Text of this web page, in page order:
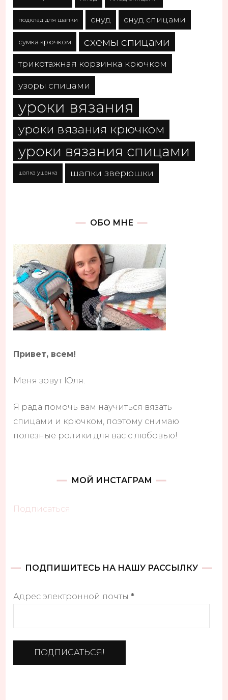
подклад для шапки снуд снуд спицами
сумка крючком схемы спицами
трикотажная корзинка крючком
узоры спицами
уроки вязания
уроки вязания крючком
уроки вязания спицами
шапка ушанка шапки зверюшки
ОБО МНЕ
Привет, всем!
Меня зовут Юля.
Я рада помочь вам научиться вязать
спицами и крючком, поэтому снимаю
полезные ролики для вас с любовью!
МОЙ ИНСТАГРАМ
Подписаться
ПОДПИШИТЕСЬ НА НАШУ РАССЫЛКУ
Адрес электронной почты*